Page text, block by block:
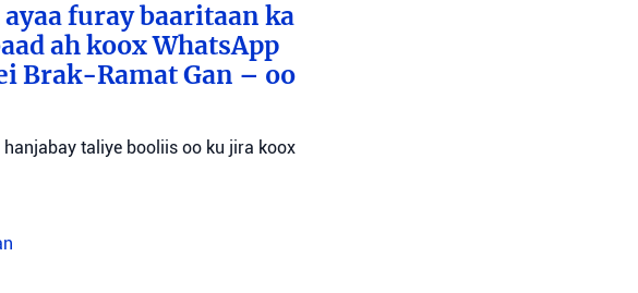
furay baaritaan ka
ah koox WhatsApp
Brak-Ramat Gan – oo
taliye booliis oo ku jira koox